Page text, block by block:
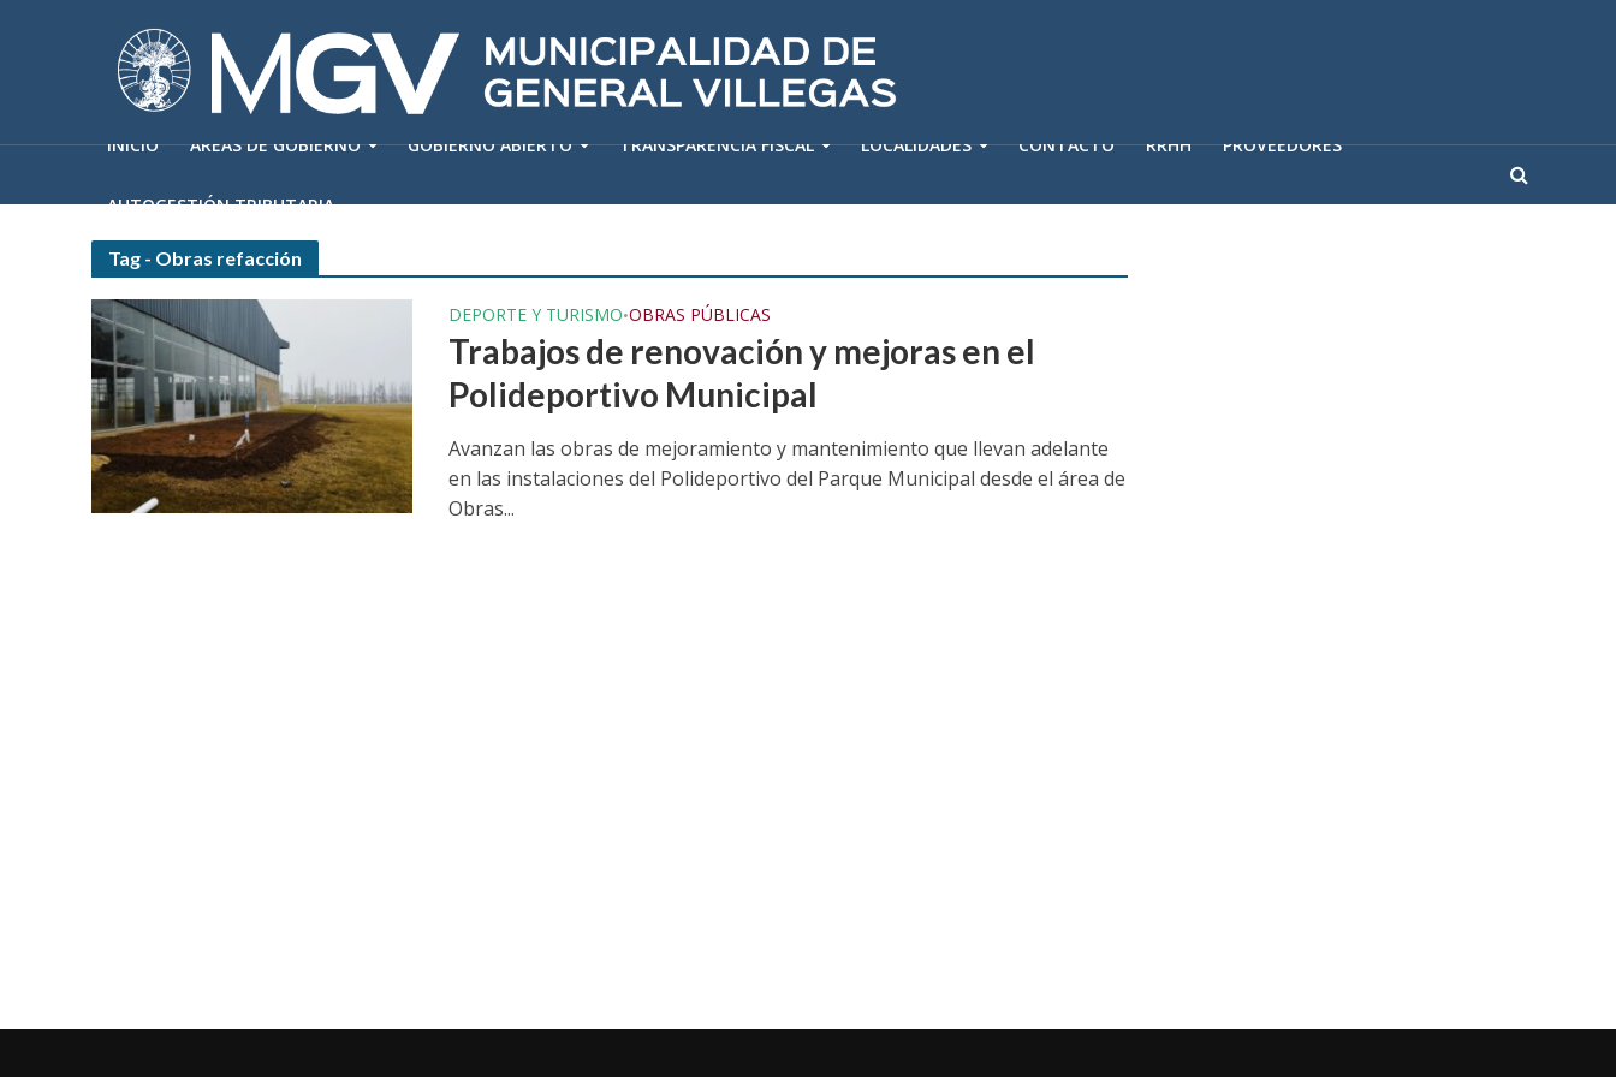
INICIO ÁREAS DE GOBIERNO GOBIERNO ABIERTO TRANSPARENCIA FISCAL LOCALIDADES CONTACTO RRHH PROVEEDORES
AUTOGESTIÓN TRIBUTARIA
Tag - Obras refacción
DEPORTE Y TURISMO•OBRAS PÚBLICAS
Trabajos de renovación y mejoras en el
Polideportivo Municipal
Avanzan las obras de mejoramiento y mantenimiento que llevan adelante
en las instalaciones del Polideportivo del Parque Municipal desde el área de
Obras...